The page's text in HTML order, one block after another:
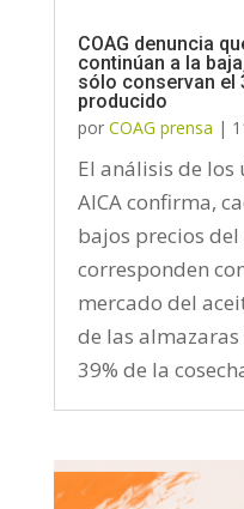
COAG denuncia
continúan a la
sólo conservan el
producido
por COAG prensa |
El análisis de
AICA confirma,
bajos precios del
corresponden
mercado del
de las almazaras
39% de la